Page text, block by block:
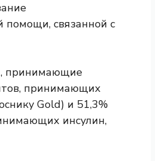
помощи, связанной с
принимающие
принимающих
Gold) и 51,3%
инсулин,